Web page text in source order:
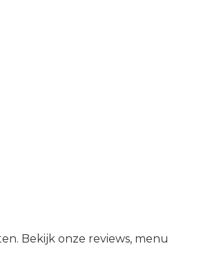
Bekijk onze reviews, menu